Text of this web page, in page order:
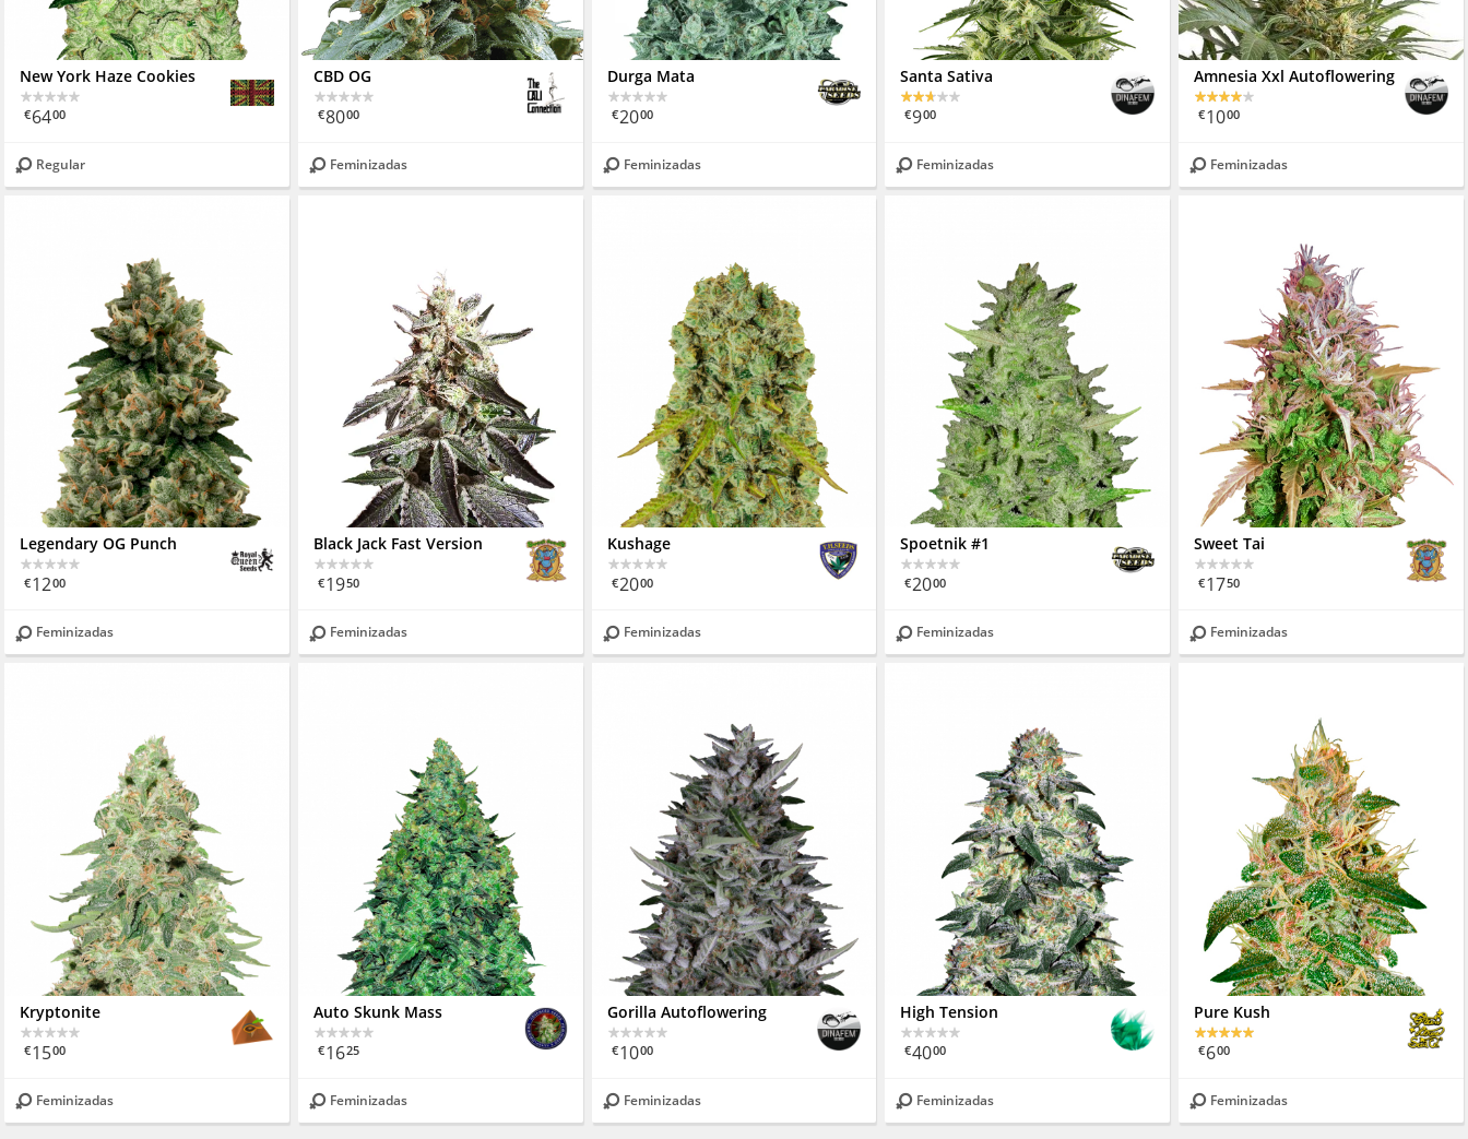
New York Haze Cookies
€6400
Regular
CBD OG
€8000
Feminizadas
Durga Mata
€2000
Feminizadas
Santa Sativa
€900
Feminizadas
Amnesia Xxl Autoflowering
€1000
Feminizadas
Legendary OG Punch
€1200
Feminizadas
Black Jack Fast Version
€1950
Feminizadas
Kushage
€2000
Feminizadas
Spoetnik #1
€2000
Feminizadas
Sweet Tai
€1750
Feminizadas
Kryptonite
€1500
Feminizadas
Auto Skunk Mass
€1625
Feminizadas
Gorilla Autoflowering
€1000
Feminizadas
High Tension
€4000
Feminizadas
Pure Kush
€600
Feminizadas